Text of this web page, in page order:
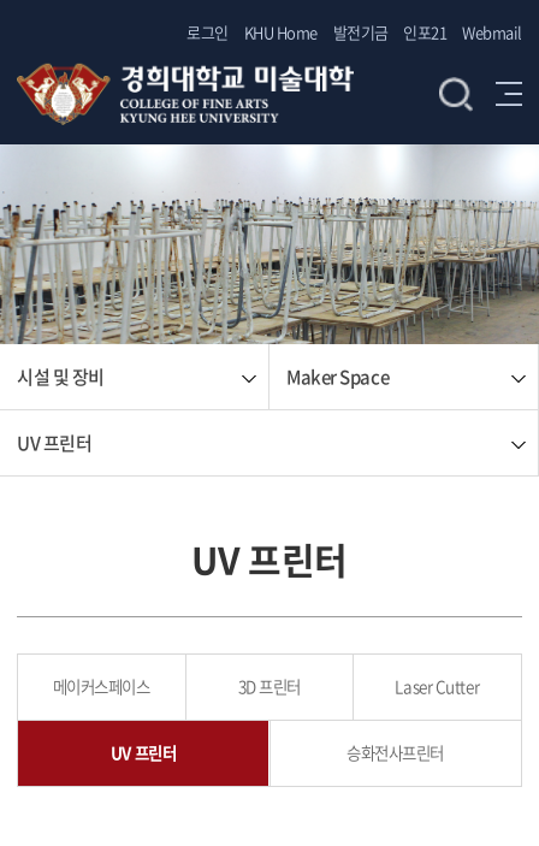
로그인 KHU Home 발전기금 인포21 Webmail
시설 및 장비 Maker Space
UV 프린터
UV 프린터
메이커스페이스 3D 프린터 Laser Cutter
UV 프린터 승화전사프린터